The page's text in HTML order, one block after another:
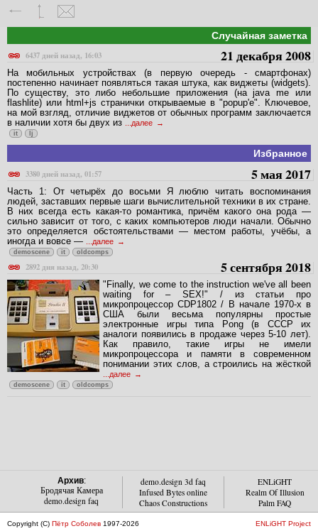
Случайная заметка
6437 дней назад, 16:03
21 декабря 2008
На мобильных устройствах (в первую очередь - смартфонах)
постепенно начинает появляться такая штука, как виджеты (widgets).
По существу, это либо небольшие приложения (на java me или
flashlite) или html+js странички открываемые в "popup'e". Ключевое,
на мой взгляд, отличие виджетов от обычных программ заключается
в наличии хотя бы двух из
...далее
it lj
Избранное
3380 дней назад, 01:57
5 мая 2017
Часть 1: От четырёх до восьми Я люблю читать воспоминания
людей, заставших первые шаги вычислительной техники в их стране.
В них всегда есть какая-то романтика, причём какого она рода —
сильно зависит от того, с каких компьютеров люди начали. Обычно
это определяется обстоятельствами — местом работы, учёбы, а
иногда и вовсе —
...далее
demoscene it oldcomps
2892 дня назад, 20:30 5 сентября 2018
"Finally, we come to the instruction we've all been
waiting for – SEX!" / из статьи про
микропроцессор CDP1802 / В начале 1970-х в
США были весьма популярны простые
электронные игры типа Pong (в СССР их
аналоги появились в продаже через 5-10 лет).
Как правило, такие игры не имели
микропроцессора и памяти в современном
понимании этих слов, а строились на жёсткой
...далее
demoscene it oldcomps
Архив:
Бродячая Камера
demo.design faq
demo.design 3d faq
Infused Bytes online
Chaos Constructions
ENLiGHT
Realm Of Illusion
Palm FAQ
Copyright (C) Пётр Соболев 1997-2026 ENLiGHT Project